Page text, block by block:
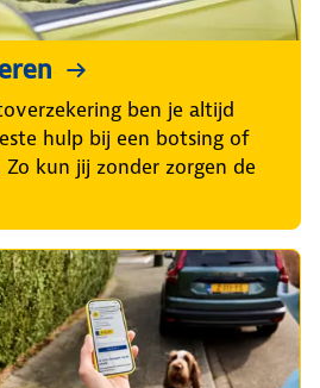
ben je altijd
hulp bij een botsing of
kun jij zonder zorgen de